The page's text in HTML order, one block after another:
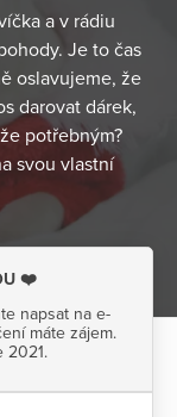
a v rádiu
Je to čas
oslavujeme, že
darovat dárek,
potřebným?
svou vlastní
❤️
napsat na e-
máte zájem.
2021.